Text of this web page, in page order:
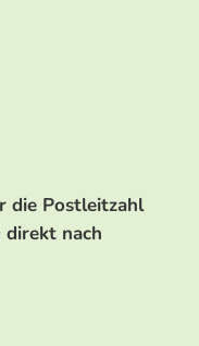
die Postleitzahl
nach